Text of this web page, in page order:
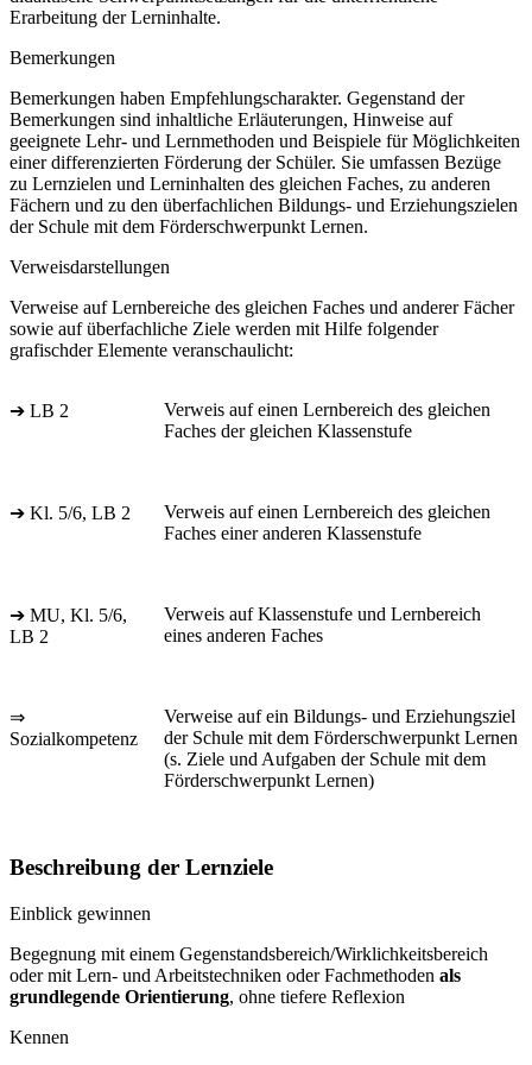
Erarbeitung der Lerninhalte.
Bemerkungen
Bemerkungen haben Empfehlungscharakter. Gegenstand der
Bemerkungen sind inhaltliche Erläuterungen, Hinweise auf
geeignete Lehr- und Lernmethoden und Beispiele für Möglichkeiten
einer differenzierten Förderung der Schüler. Sie umfassen Bezüge
zu Lernzielen und Lerninhalten des gleichen Faches, zu anderen
Fächern und zu den überfachlichen Bildungs- und Erziehungszielen
der Schule mit dem Förderschwerpunkt Lernen.
Verweisdarstellungen
Verweise auf Lernbereiche des gleichen Faches und anderer Fächer
sowie auf überfachliche Ziele werden mit Hilfe folgender
grafischder Elemente veranschaulicht:
➔ LB 2
Verweis auf einen Lernbereich des gleichen
Faches der gleichen Klassenstufe
➔ Kl. 5/6, LB 2
Verweis auf einen Lernbereich des gleichen
Faches einer anderen Klassenstufe
➔ MU, Kl. 5/6,
LB 2
Verweis auf Klassenstufe und Lernbereich
eines anderen Faches
⇒
Sozialkompetenz
Verweise auf ein Bildungs- und Erziehungsziel
der Schule mit dem Förderschwerpunkt Lernen
(s. Ziele und Aufgaben der Schule mit dem
Förderschwerpunkt Lernen)
Beschreibung der Lernziele
Einblick gewinnen
Begegnung mit einem Gegenstandsbereich/Wirklichkeitsbereich
oder mit Lern- und Arbeitstechniken oder Fachmethoden als
grundlegende Orientierung, ohne tiefere Reflexion
Kennen